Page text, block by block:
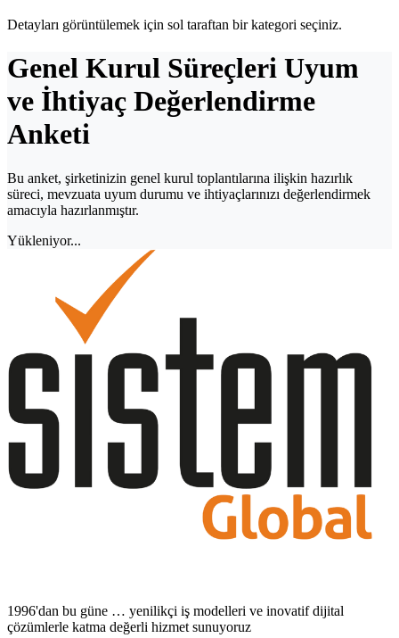
Detayları görüntülemek için sol taraftan bir kategori seçiniz.
Genel Kurul Süreçleri Uyum
ve İhtiyaç Değerlendirme
Anketi
Bu anket, şirketinizin genel kurul toplantılarına ilişkin hazırlık
süreci, mevzuata uyum durumu ve ihtiyaçlarınızı değerlendirmek
amacıyla hazırlanmıştır.
Yükleniyor...
1996'dan bu güne … yenilikçi iş modelleri ve inovatif dijital
çözümlerle katma değerli hizmet sunuyoruz